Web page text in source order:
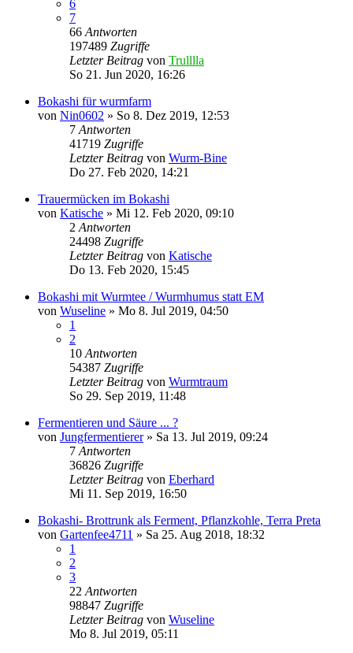
6
7
66 Antworten
197489 Zugriffe
Letzter Beitrag von Trulllla
So 21. Jun 2020, 16:26
Bokashi für wurmfarm
von Nin0602 » So 8. Dez 2019, 12:53
7 Antworten
41719 Zugriffe
Letzter Beitrag von Wurm-Bine
Do 27. Feb 2020, 14:21
Trauermücken im Bokashi
von Katische » Mi 12. Feb 2020, 09:10
2 Antworten
24498 Zugriffe
Letzter Beitrag von Katische
Do 13. Feb 2020, 15:45
Bokashi mit Wurmtee / Wurmhumus statt EM
von Wuseline » Mo 8. Jul 2019, 04:50
1
2
10 Antworten
54387 Zugriffe
Letzter Beitrag von Wurmtraum
So 29. Sep 2019, 11:48
Fermentieren und Säure ... ?
von Jungfermentierer» Sa 13. Jul 2019, 09:24
7 Antworten
36826 Zugriffe
Letzter Beitrag von Eberhard
Mi 11. Sep 2019, 16:50
Bokashi- Brottrunk als Ferment, Pflanzkohle, Terra Preta
von Gartenfee4711 » Sa 25. Aug 2018, 18:32
1
2
3
22 Antworten
98847 Zugriffe
Letzter Beitrag von Wuseline
Mo 8. Jul 2019, 05:11